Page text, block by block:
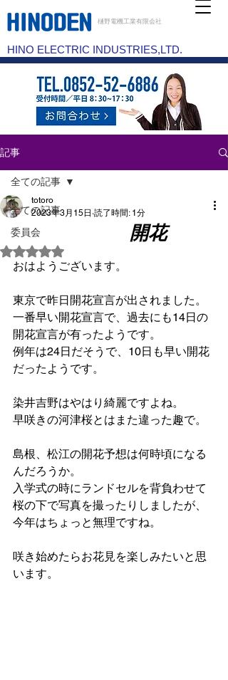
樋野電機工業有限会社
HINO ELECTRIC INDUSTRIES,LTD.
記事
全ての記事
委員会
全ての記事
開花
totoro
2023年3月15日 読了時間: 1分
5つ星のうちNaNと評価されています。
おはようございます。
東京で昨日開花宣言が出されました。
一番早い開花宣言で、過去にも14日の
開花宣言が有ったようです。
例年は24日だそうで、10日も早い開花
だったようです。
染井吉野はやはり綺麗ですよね。
早咲きの河津桜とはまた違った趣で。
島根、松江の開花予想は何時頃になる
んだろうか。
入学式の時にランドセルを背負わせて
桜の下で写真を撮ったりしましたが、
今年はちょっと無理ですね。
咲き始めたらお花見を楽しみたいと思
います。